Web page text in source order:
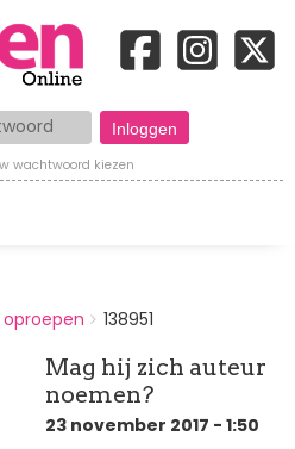
wachtwoord kiezen
138951
Mag hij zich auteur
noemen?
23 november 2017 - 1:50